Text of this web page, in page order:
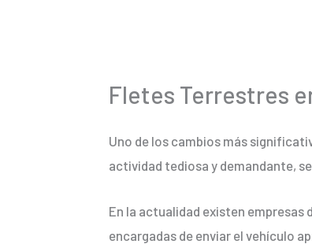
Fletes Terrestres
Uno de los cambios más
actividad tediosa y demandante,
En la actualidad existen empresas
encargadas de enviar el vehículo